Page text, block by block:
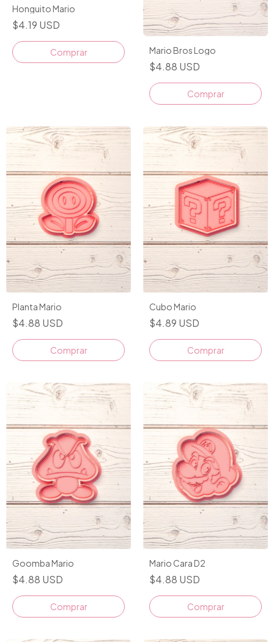
Honguito Mario
$4.19 USD
Mario Bros Logo
$4.88 USD
Comprar
Planta Mario
$4.88 USD
Comprar
Cubo Mario
$4.89 USD
Comprar
Goomba Mario
$4.88 USD
Comprar
Mario Cara D2
$4.88 USD
Comprar